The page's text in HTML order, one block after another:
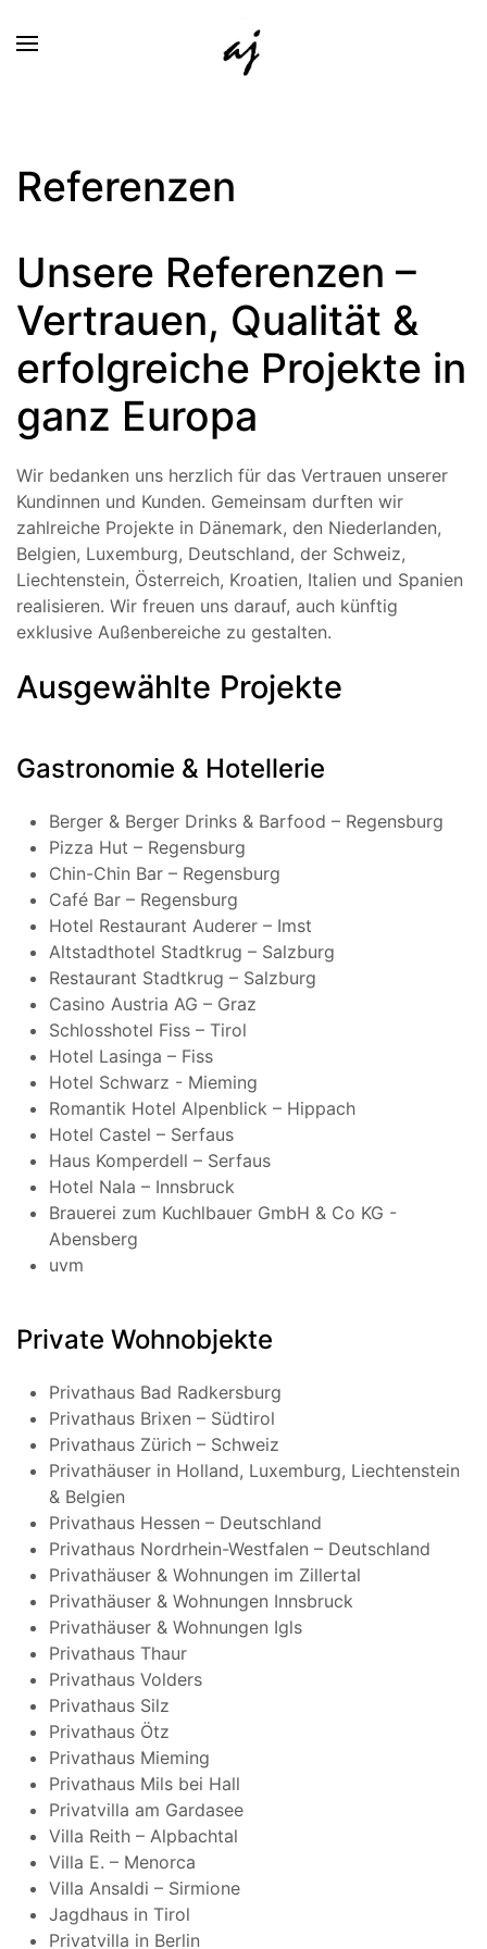
Referenzen
Unsere Referenzen –
Vertrauen, Qualität &
erfolgreiche Projekte in
ganz Europa
Wir bedanken uns herzlich für das Vertrauen unserer
Kundinnen und Kunden. Gemeinsam durften wir
zahlreiche Projekte in Dänemark, den Niederlanden,
Belgien, Luxemburg, Deutschland, der Schweiz,
Liechtenstein, Österreich, Kroatien, Italien und Spanien
realisieren. Wir freuen uns darauf, auch künftig
exklusive Außenbereiche zu gestalten.
Ausgewählte Projekte
Gastronomie & Hotellerie
Berger & Berger Drinks & Barfood – Regensburg
Pizza Hut – Regensburg
Chin-Chin Bar – Regensburg
Café Bar – Regensburg
Hotel Restaurant Auderer – Imst
Altstadthotel Stadtkrug – Salzburg
Restaurant Stadtkrug – Salzburg
Casino Austria AG – Graz
Schlosshotel Fiss – Tirol
Hotel Lasinga – Fiss
Hotel Schwarz - Mieming
Romantik Hotel Alpenblick – Hippach
Hotel Castel – Serfaus
Haus Komperdell – Serfaus
Hotel Nala – Innsbruck
Brauerei zum Kuchlbauer GmbH & Co KG -
Abensberg
uvm
Private Wohnobjekte
Privathaus Bad Radkersburg
Privathaus Brixen – Südtirol
Privathaus Zürich – Schweiz
Privathäuser in Holland, Luxemburg, Liechtenstein
& Belgien
Privathaus Hessen – Deutschland
Privathaus Nordrhein-Westfalen – Deutschland
Privathäuser & Wohnungen im Zillertal
Privathäuser & Wohnungen Innsbruck
Privathäuser & Wohnungen Igls
Privathaus Thaur
Privathaus Volders
Privathaus Silz
Privathaus Ötz
Privathaus Mieming
Privathaus Mils bei Hall
Privatvilla am Gardasee
Villa Reith – Alpbachtal
Villa E. – Menorca
Villa Ansaldi – Sirmione
Jagdhaus in Tirol
Privatvilla in Berlin